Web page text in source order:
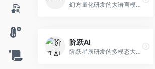
幻方量化研发的大语言模型平台，专注于深度推理和代码生成能力。面向开发者、研究人员和技术爱好者，提供强大的逻辑推理和数学计算功能，开源生态完善，API接口友好。
阶跃AI
阶跃星辰研发的多模态大模型平台，支持文本、图像、视频的综合理解与生成。面向创作者和企业客户，提供内容创作、智能分析等服务，多模态能力突出。